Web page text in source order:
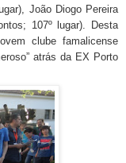
João Diogo Pereira
107º lugar). Desta
clube famalicense
atrás da EX Porto